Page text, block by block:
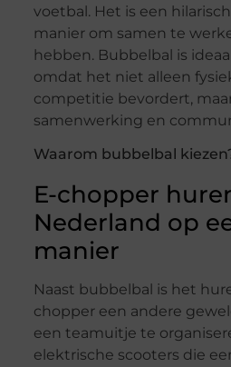
voetbal. Het is een
manier om samen te
hebben. Bubbelbal is
omdat het niet alleen
competitie bevordert,
samenwerking en
Waarom bubbelbal
E-chopper
Nederland op
manier
Naast bubbelbal is het
chopper een andere
een teamuitje te
elektrische scooters die